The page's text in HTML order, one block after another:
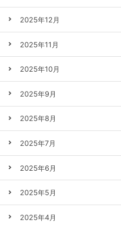
2025年12月
2025年11月
2025年10月
2025年9月
2025年8月
2025年7月
2025年6月
2025年5月
2025年4月